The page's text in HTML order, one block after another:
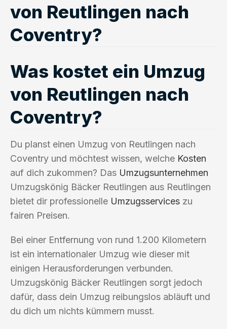
von Reutlingen nach
Coventry?
Was kostet ein Umzug
von Reutlingen nach
Coventry?
Du planst einen Umzug von Reutlingen nach
Coventry und möchtest wissen, welche Kosten
auf dich zukommen? Das Umzugsunternehmen
Umzugskönig Bäcker Reutlingen aus Reutlingen
bietet dir professionelle Umzugsservices zu
fairen Preisen.
Bei einer Entfernung von rund 1.200 Kilometern
ist ein internationaler Umzug wie dieser mit
einigen Herausforderungen verbunden.
Umzugskönig Bäcker Reutlingen sorgt jedoch
dafür, dass dein Umzug reibungslos abläuft und
du dich um nichts kümmern musst.